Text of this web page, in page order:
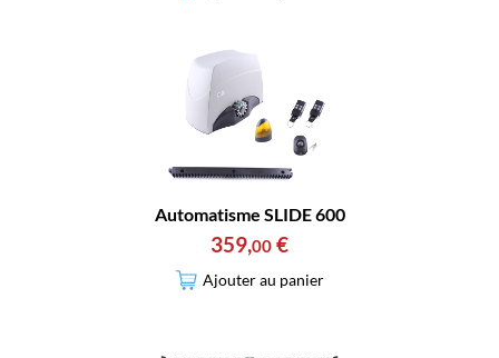
Automatisme SLIDE 600
359,00 €
Ajouter au panier